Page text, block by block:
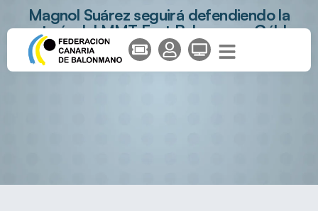
Magnol Suárez seguirá defendiendo la
portería del MMT Fest Balonmano Gáldar
Gran Canaria